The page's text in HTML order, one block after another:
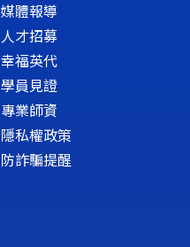
媒體報導
人才招募
幸福英代
學員見證
專業師資
隱私權政策
防詐騙提醒